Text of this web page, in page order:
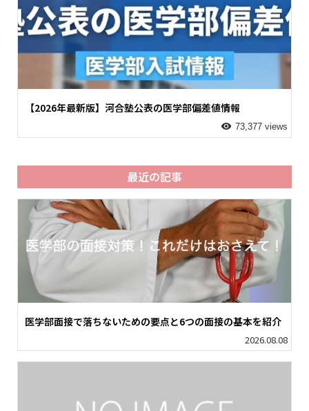
【2026年最新版】河合塾公表の医学部偏差値情報
73,377 views
最近の記事
医学部面接で落ちないための要点と6つの面接の基本を紹介
2026.08.08